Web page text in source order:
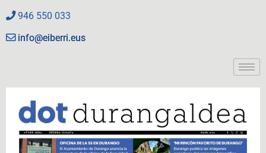
946 550 033
info@eiberri.eus